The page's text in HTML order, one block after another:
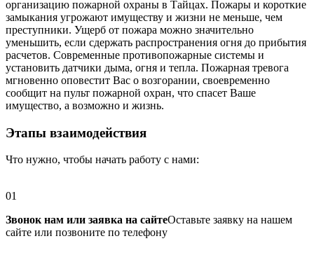
организацию пожарной охраны в Тайцах. Пожары и короткие
замыкания угрожают имуществу и жизни не меньше, чем
преступники. Ущерб от пожара можно значительно
уменьшить, если сдержать распространения огня до прибытия
расчетов. Современные противопожарные системы и
установить датчики дыма, огня и тепла. Пожарная тревога
мгновенно оповестит Вас о возгорании, своевременно
сообщит на пульт пожарной охран, что спасет Ваше
имущество, а возможно и жизнь.
Этапы взаимодействия
Что нужно, чтобы начать работу с нами:
01
Звонок нам или заявка на сайтеОставьте заявку на нашем
сайте или позвоните по телефону